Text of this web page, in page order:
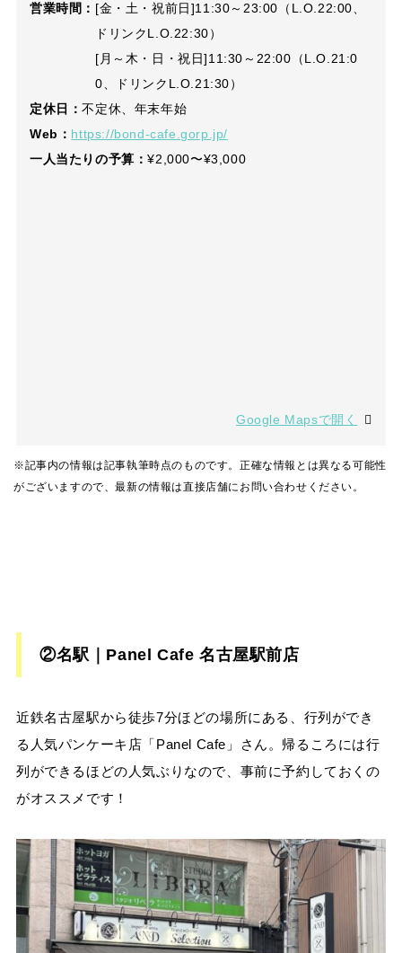
営業時間： [金・土・祝前日]11:30～23:00（L.O.22:00、
ドリンクL.O.22:30）
[月～木・日・祝日]11:30～22:00（L.O.21:0
0、ドリンクL.O.21:30）
定休日：不定休、年末年始
Web： https://bond-cafe.gorp.jp/
一人当たりの予算：¥2,000〜¥3,000
Google Mapsで開く
※記事内の情報は記事執筆時点のものです。正確な情報とは異なる可能性
がございますので、最新の情報は直接店舗にお問い合わせください。
②名駅｜Panel Cafe 名古屋駅前店
近鉄名古屋駅から徒歩7分ほどの場所にある、行列ができ
る人気パンケーキ店「Panel Cafe」さん。帰るころには行
列ができるほどの人気ぶりなので、事前に予約しておくの
がオススメです！